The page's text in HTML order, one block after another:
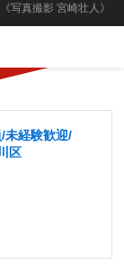
《写真撮影 宮崎壮人》
未経験歓迎/
区